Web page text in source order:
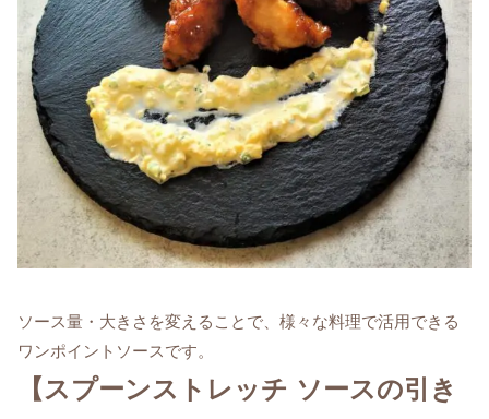
ソース量・大きさを変えることで、様々な料理で活用できる
ワンポイントソースです。
【スプーンストレッチ ソースの引き